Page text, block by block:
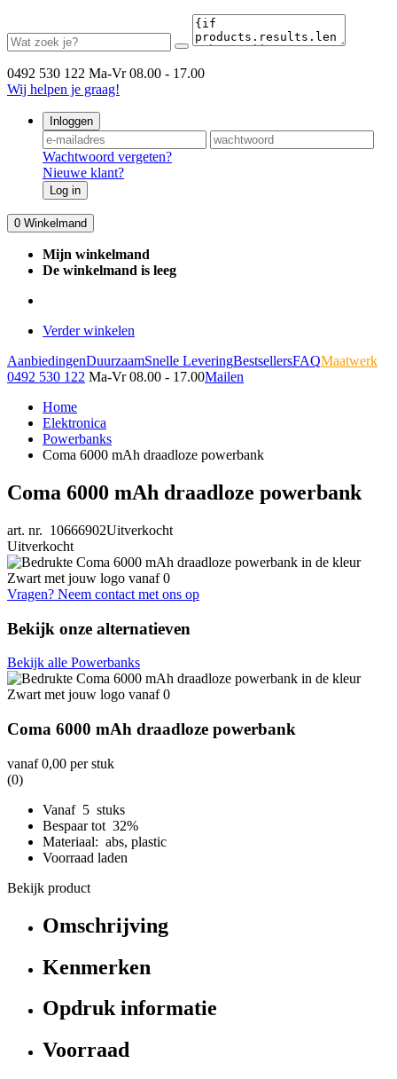
0492 530 122 Ma-Vr 08.00 - 17.00
Wij helpen je graag!
Inloggen
Wachtwoord vergeten?
Nieuwe klant?
Log in
0 Winkelmand
Mijn winkelmand
De winkelmand is leeg
Verder winkelen
AanbiedingenDuurzaamSnelle LeveringBestsellersFAQMaatwerk
0492 530 122 Ma-Vr 08.00 - 17.00Mailen
Home
Elektronica
Powerbanks
Coma 6000 mAh draadloze powerbank
Coma 6000 mAh draadloze powerbank
art. nr. 10666902Uitverkocht
Uitverkocht
Vragen? Neem contact met ons op
Bekijk onze alternatieven
Bekijk alle Powerbanks
Coma 6000 mAh draadloze powerbank
vanaf0,00 per stuk
(0)
Vanaf 5 stuks
Bespaar tot 32%
Materiaal: abs, plastic
Voorraad laden
Bekijk product
Omschrijving
Kenmerken
Opdruk informatie
Voorraad